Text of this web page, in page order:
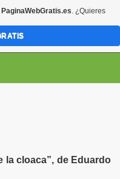
cloaca”, de Eduardo
PaginaWebGratis.es. ¿Quieres